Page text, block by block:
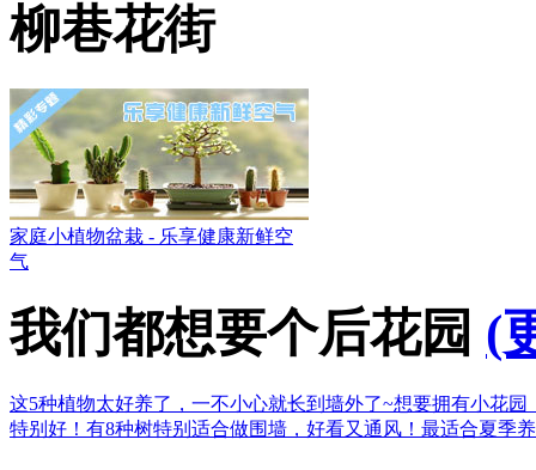
柳巷花街
家庭小植物盆栽 - 乐享健康新鲜空
气
我们都想要个后花园 (
这5种植物太好养了，一不小心就长到墙外了~想要拥有小花园
特别好！ 有8种树特别适合做围墙，好看又通风！ 最适合夏季